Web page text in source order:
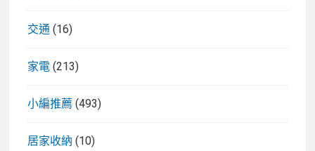
交通 (16)
家電 (213)
小編推薦 (493)
居家收納 (10)